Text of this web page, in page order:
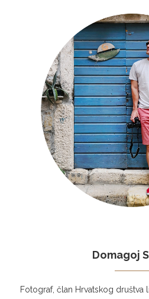
Domagoj
Fotograf, član Hrvatskog društva